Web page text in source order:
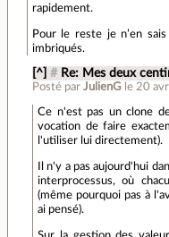
rapidement.
Pour le reste je n’en
imbriqués.
[^] # Re: Mes deux
Posté parJulienG le 20
Ce n'est pas un clone
vocation de faire
l'utiliser lui directement).
Il n'y a pas aujourd'hui
interprocessus, où
(même pourquoi pas à
ai pensé).